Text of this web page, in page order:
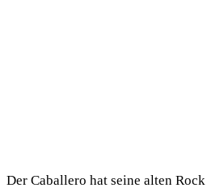
Der Caballero hat seine alten